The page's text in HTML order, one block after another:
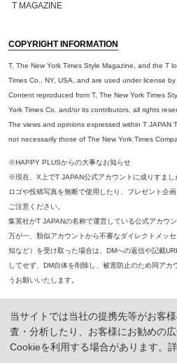
T MAGAZINE
COPYRIGHT INFORMATION
T, The New York Times Style Magazine, and the T
Times Co., NY, USA, and are used under license
Content reproduced from T, The New York Times
York Times Co. and/or its contributors, all rights
The views and opinions expressed within T JAPAN
not necessarily those of The New York Times
※HAPPY PLUSからの大事なお知らせ
※現在、X上でT JAPAN公式アカウントに成りすまし
ロゴや投稿写真を無断で使用したり、プレゼント企
ご注意ください。
集英社がT JAPANの名称で運営している公式アカウ
万が一、類似アカウントから不審なダイレクトメッ
知など）を受け取った場合は、DMへの返信や記載
してせず、DM自体を削除し、被害防止のため同アカ
うお願いいたします。
※ 掲載商品の価格は、特に記載がないかぎり、「税込価格」で表
た記事については「本体価格（税抜）」での表示となり、 掲載価
当サイトでは当社の提携先等がお客
査・分析したり、お客様にお勧めの
Cookieを利用する場合があります。